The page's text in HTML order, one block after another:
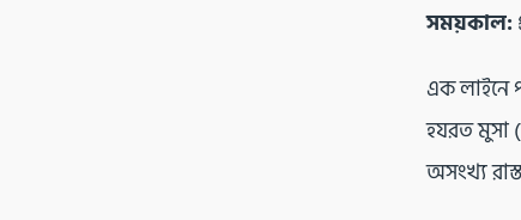
সময়কাল:
এক লাইনে
হযরত মুসা
অসংখ্য